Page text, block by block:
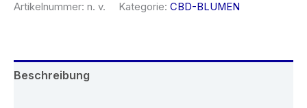
Artikelnummer: n. v. Kategorie: CBD-BLUMEN
Beschreibung